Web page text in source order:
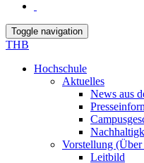
Toggle navigation
THB
Hochschule
Aktuelles
News aus
Vorstellung (Über
Leitbild